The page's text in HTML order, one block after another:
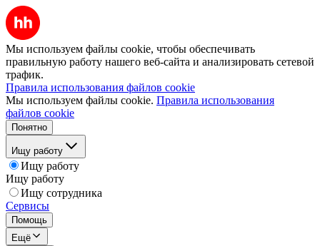
Мы используем файлы cookie, чтобы обеспечивать
правильную работу нашего веб-сайта и анализировать сетевой
трафик.
Правила использования файлов cookie
Мы используем файлы cookie. Правила использования
файлов cookie
Понятно
Ищу работу
Ищу работу
Ищу работу
Ищу сотрудника
Сервисы
Помощь
Ещё